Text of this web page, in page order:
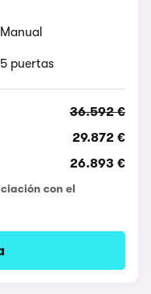
Manual
5 puertas
36.592 €
29.872 €
26.893 €
con el